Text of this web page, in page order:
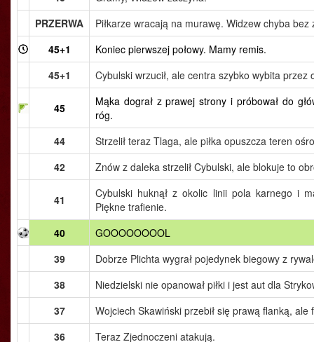
PRZERWA
Piłkarze wracają na murawę. Widzew chyba bez
45+1
Koniec pierwszej połowy. Mamy remis.
45+1
Cybulski wrzucił, ale centra szybko wybita przez
45
Mąka dograł z prawej strony i próbował do
róg.
44
Strzelił teraz Tlaga, ale piłka opuszcza teren
42
Znów z daleka strzelił Cybulski, ale blokuje to
41
Cybulski huknął z okolic linii pola karnego i
Piękne trafienie.
40
GOOOOOOOOL
39
Dobrze Plichta wygrał pojedynek biegowy z
38
Niedzielski nie opanował piłki i jest aut dla
37
Wojciech Skawiński przebił się prawą flanką, ale
36
Teraz Zjednoczeni atakują.